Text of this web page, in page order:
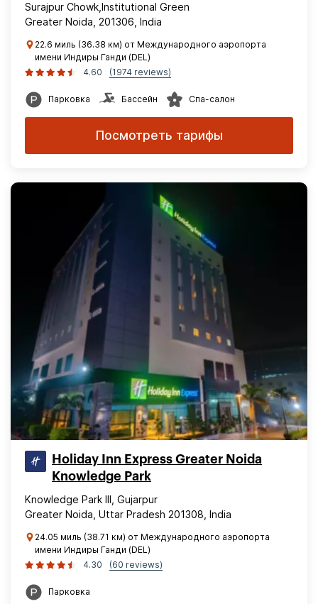
Surajpur Chowk,Institutional Green
Greater Noida, 201306, India
22.6 миль (36.38 км) от Международного аэропорта
имени Индиры Ганди (DEL)
4.60
(1974 reviews)
Парковка Бассейн Спа-салон
Посмотреть тарифы
Holiday Inn Express Greater Noida
Knowledge Park
Knowledge Park III, Gujarpur
Greater Noida, Uttar Pradesh 201308, India
24.05 миль (38.71 км) от Международного аэропорта
имени Индиры Ганди (DEL)
4.30
(60 reviews)
Парковка